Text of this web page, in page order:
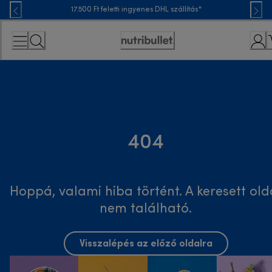
Skip
to
Content
17.500 Ft feletti ingyenes DHL szállítás*
Accessibility
Statement
404
Hoppá, valami hiba történt. A keresett
nem található.
Visszalépés az előző oldalra